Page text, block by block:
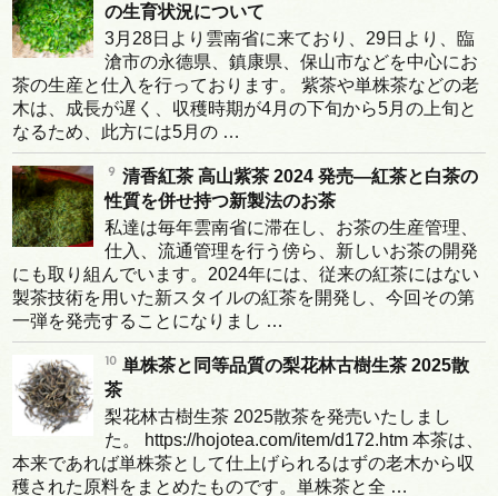
の生育状況について
3月28日より雲南省に来ており、29日より、臨
滄市の永德県、鎮康県、保山市などを中心にお
茶の生産と仕入を行っております。 紫茶や単株茶などの老
木は、成長が遅く、収穫時期が4月の下旬から5月の上旬と
なるため、此方には5月の …
清香紅茶 高山紫茶 2024 発売―紅茶と白茶の
性質を併せ持つ新製法のお茶
私達は毎年雲南省に滞在し、お茶の生産管理、
仕入、流通管理を行う傍ら、新しいお茶の開発
にも取り組んでいます。2024年には、従来の紅茶にはない
製茶技術を用いた新スタイルの紅茶を開発し、今回その第
一弾を発売することになりまし …
単株茶と同等品質の梨花林古樹生茶 2025散
茶
梨花林古樹生茶 2025散茶を発売いたしまし
た。 https://hojotea.com/item/d172.htm 本茶は、
本来であれば単株茶として仕上げられるはずの老木から収
穫された原料をまとめたものです。単株茶と全 …